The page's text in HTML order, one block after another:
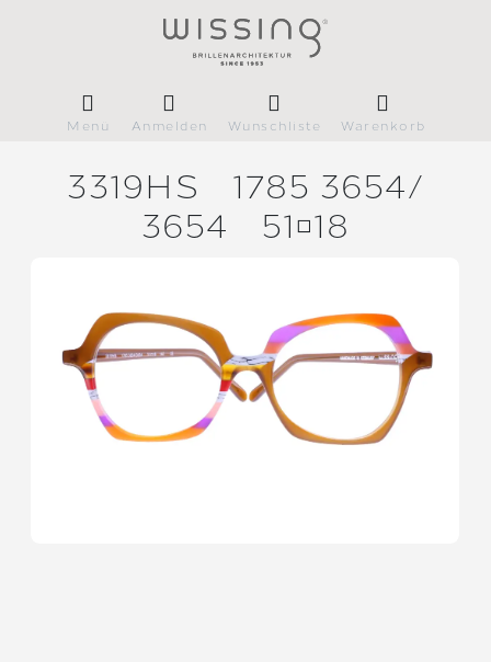
Menü Anmelden Wunschliste Warenkorb
3319HS
1785 3654/
3654
5118